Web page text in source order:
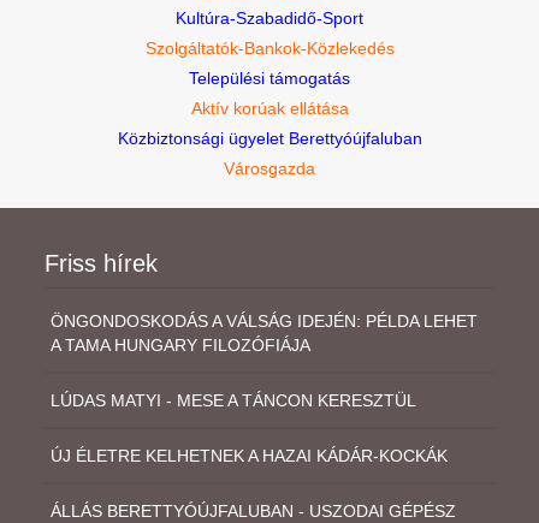
Kultúra-Szabadidő-Sport
Szolgáltatók-Bankok-Közlekedés
Települési támogatás
Aktív korúak ellátása
Közbiztonsági ügyelet Berettyóújfaluban
Városgazda
Friss hírek
ÖNGONDOSKODÁS A VÁLSÁG IDEJÉN: PÉLDA LEHET
A TAMA HUNGARY FILOZÓFIÁJA
LÚDAS MATYI - MESE A TÁNCON KERESZTÜL
ÚJ ÉLETRE KELHETNEK A HAZAI KÁDÁR-KOCKÁK
ÁLLÁS BERETTYÓÚJFALUBAN - USZODAI GÉPÉSZ